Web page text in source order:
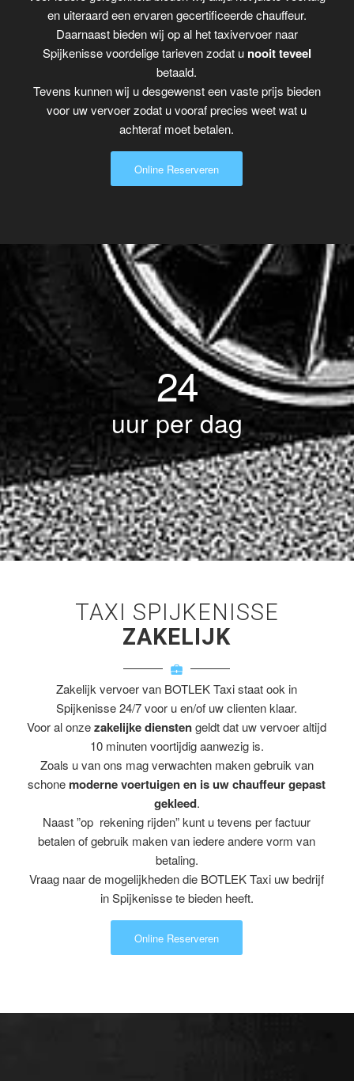
en uiteraard een ervaren gecertificeerde chauffeur.
Daarnaast bieden wij op al het taxivervoer naar
Spijkenisse voordelige tarieven zodat u nooit teveel
betaald.
Tevens kunnen wij u desgewenst een vaste prijs bieden
voor uw vervoer zodat u vooraf precies weet wat u
achteraf moet betalen.
Online Reserveren
24
uur per dag
TAXI SPIJKENISSE
ZAKELIJK
Zakelijk vervoer van BOTLEK Taxi staat ook in
Spijkenisse 24/7 voor u en/of uw clienten klaar.
Voor al onzezakelijke dienstengeldt dat uw vervoer altijd
10 minuten voortijdig aanwezig is.
Zoals u van ons mag verwachten maken gebruik van
schone moderne voertuigen en is uw chauffeur gepast
gekleed.
Naast ”op rekening rijden” kunt u tevens per factuur
betalen of gebruik maken van iedere andere vorm van
betaling.
Vraag naar de mogelijkheden die BOTLEK Taxi uw bedrijf
in Spijkenisse te bieden heeft.
Online Reserveren